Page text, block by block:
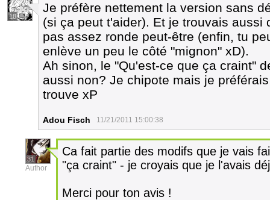
18
Je préfère nettement la version sans
(si ça peut t'aider). Et je trouvais
pas assez ronde peut-être (enfin, tu
enlève un peu le côté "mignon" xD).
Ah sinon, le "Qu'est-ce que ça craint"
aussi non? Je chipote mais je
trouve xP
Adou Fisch 11/21/2011 15:00:38
31
Author
Ca fait partie des modifs que je vais
"ça craint" - je croyais que je l'avais
Merci pour ton avis !